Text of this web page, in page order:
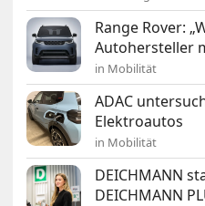
Range Rover:
Autohersteller
in Mobilität
ADAC
Elektroautos
in Mobilität
DEICHMANN
DEICHMANN